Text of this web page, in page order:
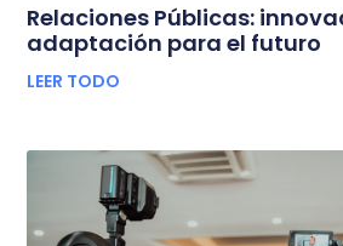
Relaciones Públicas:
adaptación para el futuro
LEER TODO